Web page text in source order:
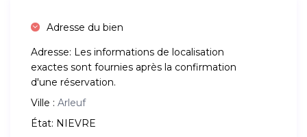
Adresse du bien
Adresse: Les informations de localisation
exactes sont fournies après la confirmation
d'une réservation.
Ville : Arleuf
État: NIEVRE